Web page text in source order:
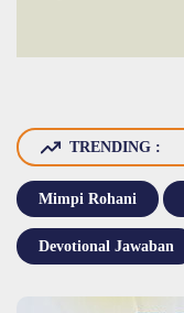
TRENDING :
Mimpi Rohani
Devotional Jawaban